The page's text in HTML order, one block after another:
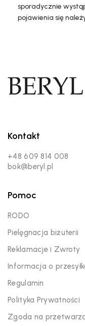
sporadycznie
pojawienia się
Kontakt
+48 609 814 008
bok@beryl.pl
Pomoc
RODO
Pielęgnacja biżuterii
Reklamacje i Zwroty
Informacja o
Regulamin
Polityka Prywatności
Zgoda na